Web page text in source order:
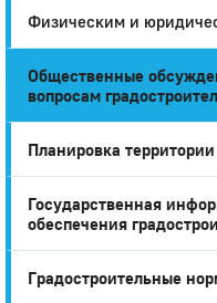
Глазов
Физическим и
Общественные
вопросам
Планировка территории
Государственная
обеспечения
Градостроительные